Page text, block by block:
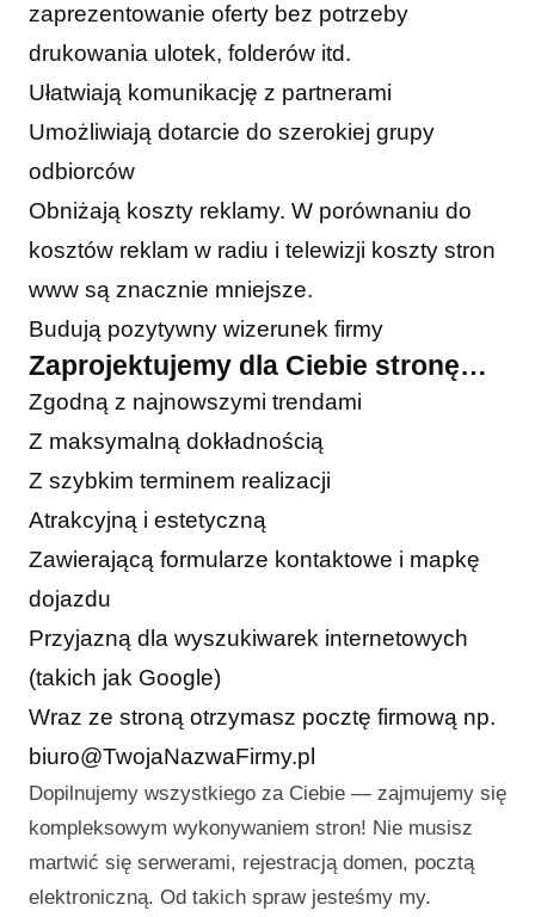
zaprezentowanie oferty bez potrzeby
drukowania ulotek, folderów itd.
Ułatwiają komunikację z partnerami
Umożliwiają dotarcie do szerokiej grupy
odbiorców
Obniżają koszty reklamy. W porównaniu do
kosztów reklam w radiu i telewizji koszty stron
www są znacznie mniejsze.
Budują pozytywny wizerunek firmy
Zaprojektujemy dla Ciebie stronę…
Zgodną z najnowszymi trendami
Z maksymalną dokładnością
Z szybkim terminem realizacji
Atrakcyjną i estetyczną
Zawierającą formularze kontaktowe i mapkę
dojazdu
Przyjazną dla wyszukiwarek internetowych
(takich jak Google)
Wraz ze stroną otrzymasz pocztę firmową np.
biuro@TwojaNazwaFirmy.pl
Dopilnujemy wszystkiego za Ciebie — zajmujemy się
kompleksowym wykonywaniem stron! Nie musisz
martwić się serwerami, rejestracją domen, pocztą
elektroniczną. Od takich spraw jesteśmy my.